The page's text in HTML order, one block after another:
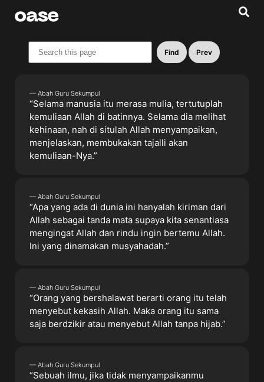
Find Prev
— Abah Guru Sekumpul
“Selama manusia itu merasa mulia, tertutuplah
kemuliaan Allah di batinnya. Selama dia melihat
kehinaan, nah di situlah Allah menyampaikan,
menjelaskan, membukakan tajalli akan
kemuliaan-Nya.”
— Abah Guru Sekumpul
“Apa yang ada di dunia ini hanyalah kiriman dari
Allah sebagai tanda mata supaya kita senantiasa
mengingat Allah dan rindu ingin bertemu Allah.
Ini yang dinamakan musyahadah.”
— Abah Guru Sekumpul
“Orang yang bershalawat berarti orang itu telah
menyebut kekasih Allah. Maka orang itu sama
saja berdzikir atau menyebut Allah tanpa hijab.”
— Abah Guru Sekumpul
“Sebuah ilmu, jika tidak menyampaikanmu